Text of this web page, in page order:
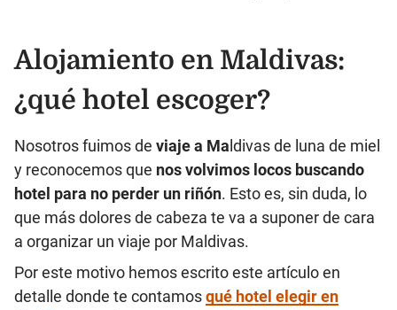
Alojamiento en Maldivas:
¿qué hotel escoger?
Nosotros fuimos de viaje a Ma ldivas de luna de miel
y reconocemos que nos volvimos locos buscando
hotel para no perder un riñón. Esto es, sin duda, lo
que más dolores de cabeza te va a suponer de cara
a organizar un viaje por Maldivas.
Por este motivo hemos escrito este artículo en
detalle donde te contamosqué hotel elegir en